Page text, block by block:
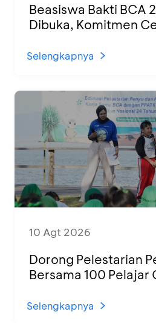
Beasiswa Bakti BCA
Dibuka, Komitmen
Unggul
Selengkapnya
10 Agt 2026
Dorong Pelestarian
Bersama 100 Pelajar
Selengkapnya